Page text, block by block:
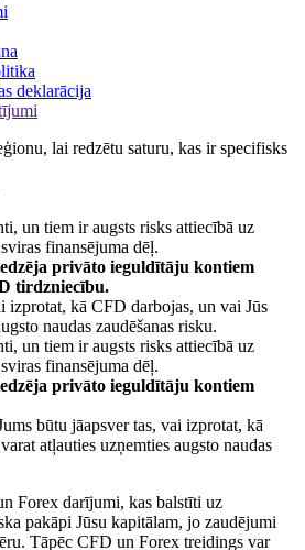
deklarācija
lai redzētu saturu, kas ir specifisks
un tiem ir augsts risks attiecībā uz
finansējuma dēļ.
privāto ieguldītāju kontiem
tirdzniecību.
izprotat, kā CFD darbojas, un vai Jūs
naudas zaudēšanas risku.
un tiem ir augsts risks attiecībā uz
finansējuma dēļ.
privāto ieguldītāju kontiem
būtu jāapsver tas, vai izprotat, kā
atļauties uzņemties augsto naudas
Forex darījumi, kas balstīti uz
pakāpi Jūsu kapitālam, jo zaudējumi
Tāpēc CFD un Forex treidings var